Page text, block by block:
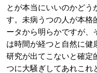
とが本当にいいのかどう
す。未病うつの人が本格
ータから明らかですが、
は時間が経つと自然に健
研究が出てこないと確定
つに大騒ぎしてあれこれ